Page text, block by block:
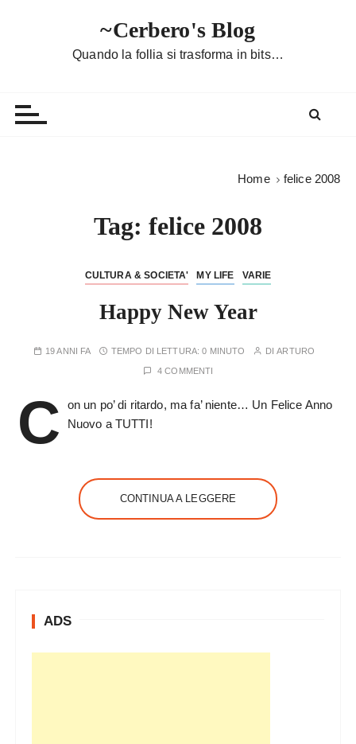
~Cerbero's Blog
Quando la follia si trasforma in bits…
Home felice 2008
Tag: felice 2008
CULTURA & SOCIETA' MY LIFE VARIE
Happy New Year
19 ANNI FA TEMPO DI LETTURA:0 MINUTO DIARTURO
4 COMMENTI
C
on un po’ di ritardo, ma fa’ niente… Un Felice Anno
Nuovo a TUTTI!
CONTINUA A LEGGERE
ADS